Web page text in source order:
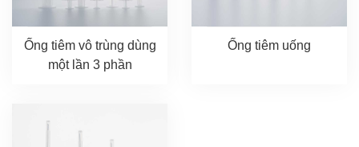
Ống tiêm vô trùng dùng
một lần 3 phần
Ống tiêm uống